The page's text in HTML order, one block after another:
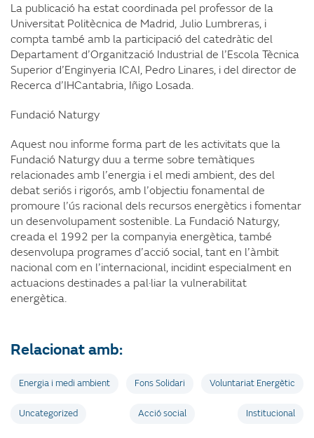
La publicació ha estat coordinada pel professor de la
Universitat Politècnica de Madrid, Julio Lumbreras, i
compta també amb la participació del catedràtic del
Departament d’Organització Industrial de l’Escola Tècnica
Superior d’Enginyeria ICAI, Pedro Linares, i del director de
Recerca d’IHCantabria, Iñigo Losada.
Fundació Naturgy
Aquest nou informe forma part de les activitats que la
Fundació Naturgy duu a terme sobre temàtiques
relacionades amb l’energia i el medi ambient, des del
debat seriós i rigorós, amb l’objectiu fonamental de
promoure l’ús racional dels recursos energètics i fomentar
un desenvolupament sostenible. La Fundació Naturgy,
creada el 1992 per la companyia energètica, també
desenvolupa programes d’acció social, tant en l’àmbit
nacional com en l’internacional, incidint especialment en
actuacions destinades a pal·liar la vulnerabilitat
energètica.
Relacionat amb:
Energia i medi ambient Fons Solidari Voluntariat Energètic
Uncategorized Acció social Institucional